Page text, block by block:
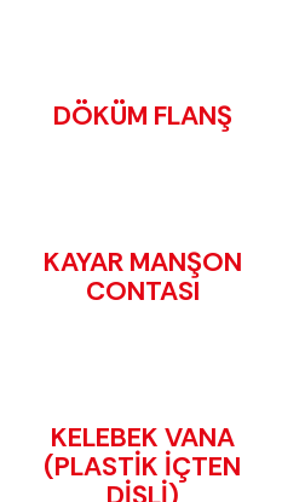
DÖKÜM FLANŞ
KAYAR MANŞON
CONTASI
KELEBEK VANA
(PLASTİK İÇTEN